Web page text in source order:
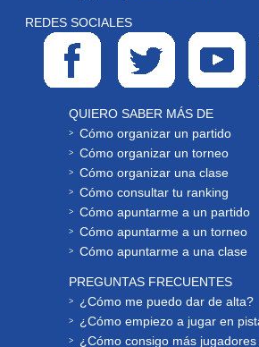
REDES SOCIALES
QUIERO SABER MÁS DE
Cómo organizar un partido
Cómo organizar un torneo
Cómo organizar una clase
Cómo consultar tu ranking
Cómo apuntarme a un partido
Cómo apuntarme a un torneo
Cómo apuntarme a una clase
PREGUNTAS FRECUENTES
¿Cómo me puedo dar de alta?
¿Cómo empiezo a jugar en
¿Cómo consigo más